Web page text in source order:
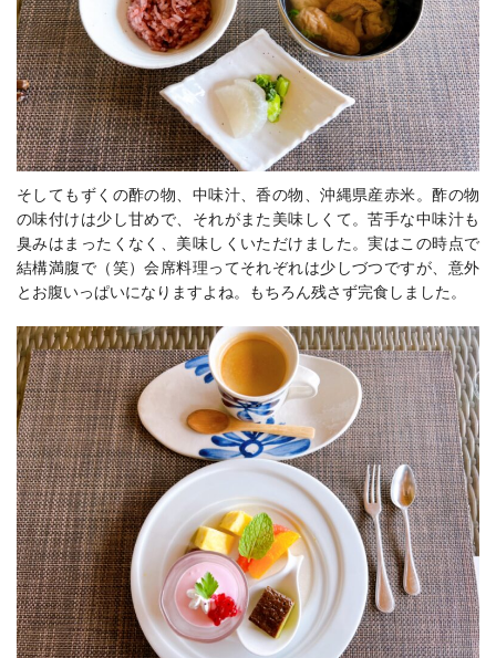
そしてもずくの酢の物、中味汁、香の物、沖縄県産赤米。酢の物
の味付けは少し甘めで、それがまた美味しくて。苦手な中味汁も
臭みはまったくなく、美味しくいただけました。実はこの時点で
結構満腹で（笑）会席料理ってそれぞれは少しづつですが、意外
とお腹いっぱいになりますよね。もちろん残さず完食しました。